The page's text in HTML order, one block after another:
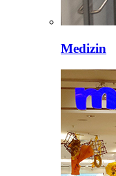
Medizin